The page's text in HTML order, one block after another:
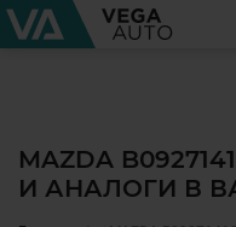
MAZDA
И АНАЛОГИ В